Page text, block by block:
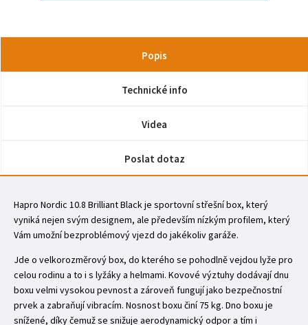
Popis
Technické info
Videa
Poslat dotaz
Hapro Nordic 10.8 Brilliant Black je sportovní střešní box, který
vyniká nejen svým designem, ale především nízkým profilem, který
Vám umožní bezproblémový vjezd do jakékoliv garáže.
Jde o velkorozměrový box, do kterého se pohodlně vejdou lyže pro
celou rodinu a to i s lyžáky a helmami. Kovové výztuhy dodávají dnu
boxu velmi vysokou pevnost a zároveň fungují jako bezpečnostní
prvek a zabraňují vibracím. Nosnost boxu činí 75 kg. Dno boxu je
snížené, díky čemuž se snižuje aerodynamický odpor a tím i